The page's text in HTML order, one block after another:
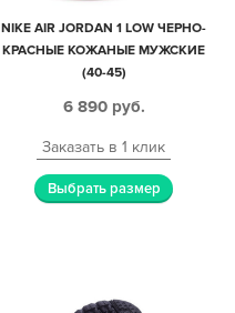
NIKE AIR JORDAN 1 LOW ЧЕРНО-
КРАСНЫЕ КОЖАНЫЕ МУЖСКИЕ
(40-45)
6 890 руб.
Заказать в 1 клик
Выбрать размер